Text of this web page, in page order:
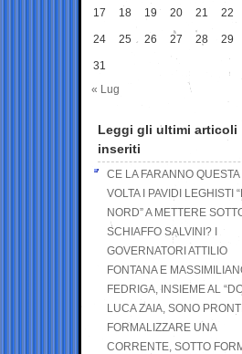
17 18 19 20 21 22
24 25 26 27 28 29
31
« Lug
Leggi gli ultimi articoli
inseriti
CE LA FARANNO QUESTA
VOLTA I PAVIDI LEGHISTI
NORD” A METTERE
SCHIAFFO SALVINI? I
GOVERNATORI ATTILIO
FONTANA E
FEDRIGA, INSIEME AL
LUCA ZAIA, SONO
FORMALIZZARE UNA
CORRENTE, SOTTO